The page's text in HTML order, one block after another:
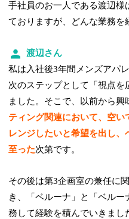
手社員のお一人である渡辺様
ておりますが、どんな業務を
渡辺さん
私は入社後3年間メンズアパ
次のステップとして「視点を
ました。そこで、以前から興
ティング関連において、空い
レンジしたいと希望を出し
至った次第です。
その後は第3企画室の兼任に
き、「ベルーナ」と「ベル
務して経験を積んでいきまし